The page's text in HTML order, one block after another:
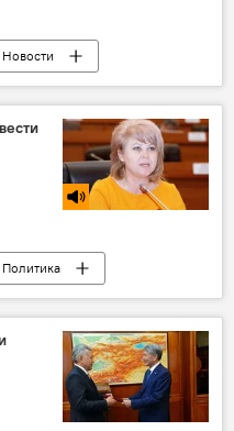
Новости
Политика
Общество